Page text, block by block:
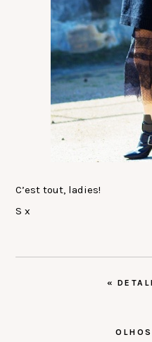
C’est tout, ladies!
S x
POST
«